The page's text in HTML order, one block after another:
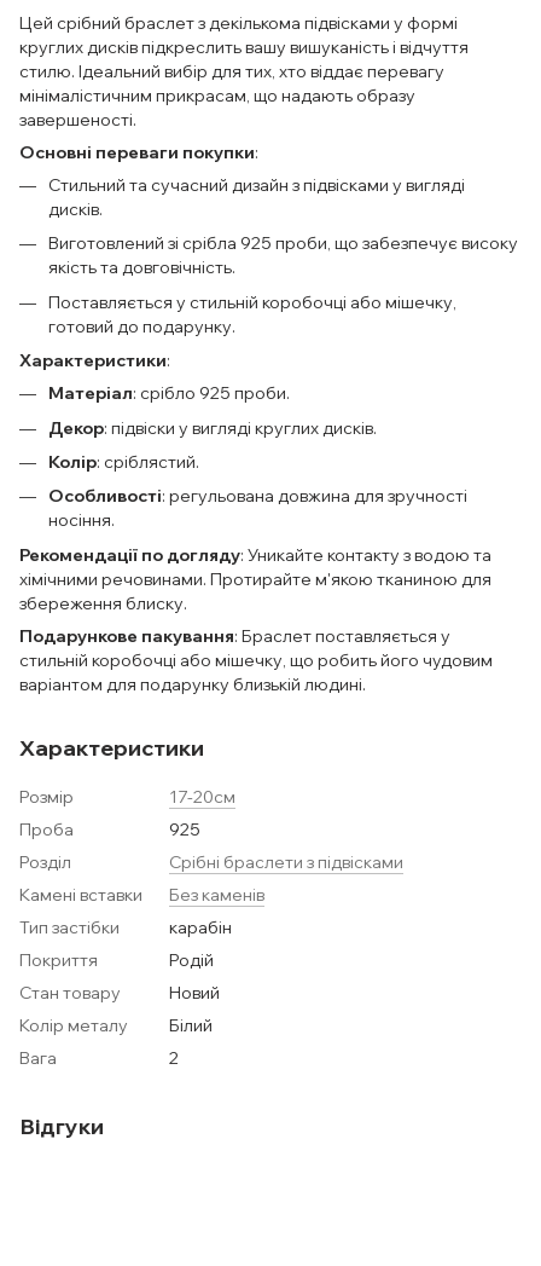
Цей срібний браслет з декількома підвісками у формі
круглих дисків підкреслить вашу вишуканість і відчуття
стилю. Ідеальний вибір для тих, хто віддає перевагу
мінімалістичним прикрасам, що надають образу
завершеності.
Основні переваги покупки:
Стильний та сучасний дизайн з підвісками у вигляді
дисків.
Виготовлений зі срібла 925 проби, що забезпечує високу
якість та довговічність.
Поставляється у стильній коробочці або мішечку,
готовий до подарунку.
Характеристики:
Матеріал: срібло 925 проби.
Декор: підвіски у вигляді круглих дисків.
Колір: сріблястий.
Особливості: регульована довжина для зручності
носіння.
Рекомендації по догляду: Уникайте контакту з водою та
хімічними речовинами. Протирайте м'якою тканиною для
збереження блиску.
Подарункове пакування: Браслет поставляється у
стильній коробочці або мішечку, що робить його чудовим
варіантом для подарунку близькій людині.
Характеристики
Розмір
17-20см
Проба
925
Розділ
Срібні браслети з підвісками
Камені вставки
Без каменів
Тип застібки
карабін
Покриття
Родій
Стан товару
Новий
Колір металу
Білий
Вага
2
Відгуки